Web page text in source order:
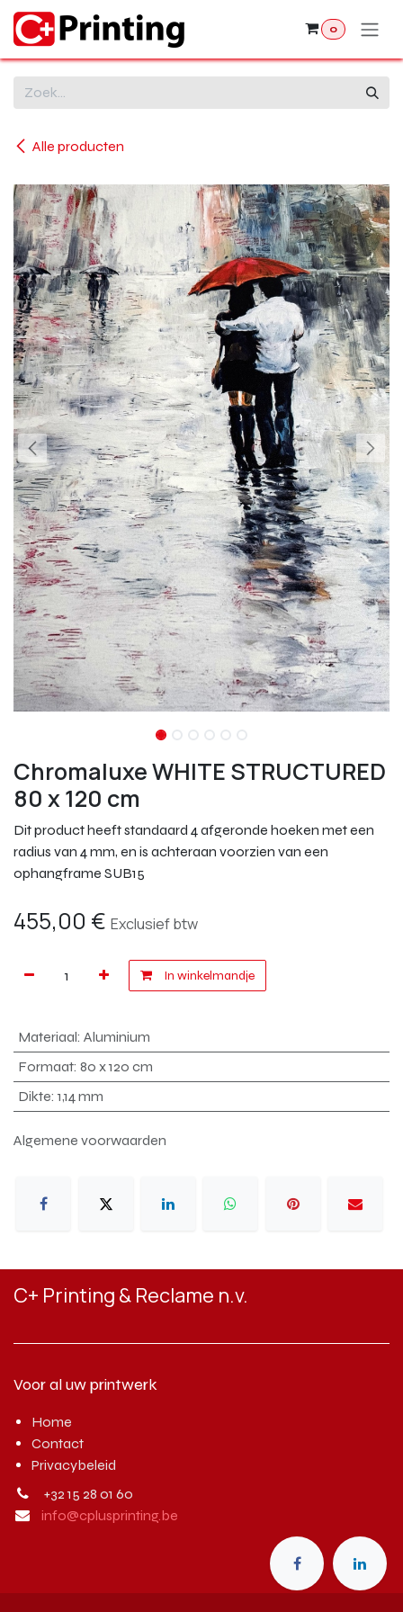
Overslaan naar inhoud
0
Alle producten
Chromaluxe WHITE STRUCTURED
80 x 120 cm
Dit product heeft standaard 4 afgeronde hoeken met een
radius van 4 mm, en is achteraan voorzien van een
ophangframe SUB15
455,00 € Exclusief btw
In winkelmandje
Materiaal: Aluminium
Formaat: 80 x 120 cm
Dikte: 1,14 mm
Algemene voorwaarden
C+ Printing & Reclame n.v.
Voor al uw printwerk
Home
Contact
Privacybeleid
+32 15 28 01 60
info@cplusprinting.be